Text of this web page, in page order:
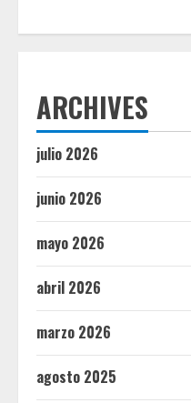
ARCHIVES
julio 2026
junio 2026
mayo 2026
abril 2026
marzo 2026
agosto 2025